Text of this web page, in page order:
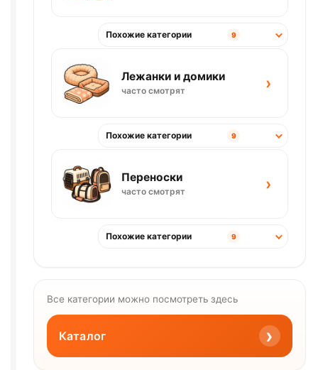
Похожие категории 9
Лежанки и домики
часто смотрят ›
Похожие категории 9
Переноски
часто смотрят ›
Похожие категории 9
Все категории можно посмотреть здесь
Каталог ›